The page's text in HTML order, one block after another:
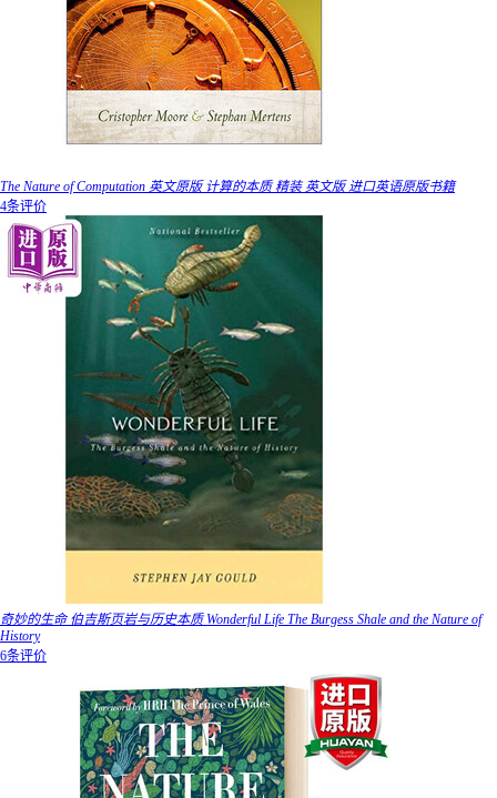
The Nature of Computation 英文原版 计算的本质 精装 英文版 进口英语原版书籍
4条评价
奇妙的生命 伯吉斯页岩与历史本质 Wonderful Life The Burgess Shale and the Nature of
History
6条评价